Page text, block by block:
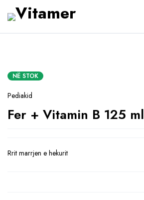
NË STOK
Pediakid
Fer + Vitamin B 125 ml
Rrit marrjen e hekurit